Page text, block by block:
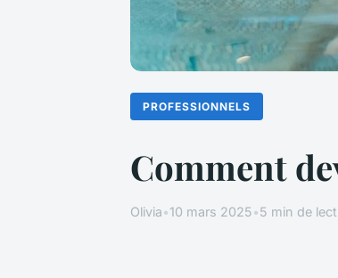
PROFESSIONNELS
Comment
Olivia•10 mars 2025•5 min de